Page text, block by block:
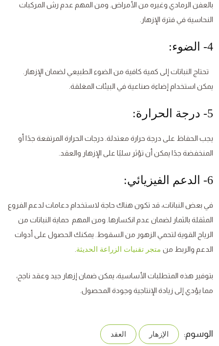
بالعفن الرمادي وغيره من الأمراض. ومن المهم عدم رش المركبات
النحاسية في فترة الإزهار.
4- الضوء:
تحتاج النباتات إلى كمية كافية من الضوء الطبيعي لضمان الإزهار.
يمكن استخدام إضاءة صناعية في البيئات المغلقة.
5- درجة الحرارة:
يجب الحفاظ على درجة حرارة معتدلة. درجات الحرارة المرتفعة جدًا أو
المنخفضة جدًا يمكن أن تؤثر سلبًا على الإزهار والعقد.
6- الدعم الفيزيائي:
في بعض النباتات، قد تكون هناك حاجة لاستخدام دعامات لدعم الفروع
المثقلة بالثمار لضمان عدم انكسارها. ومن المهم حماية النباتات من
الرياح القوية لتحمي الزهور من السقوط. يمكنك الحصول على أدوات
الدعم والربط من متجر تقنيات الزراعة الحديثة
بتوفير هذه المتطلبات الأساسية، يمكن ضمان إزهار جيد وعقد ناجح،
مما يؤدي إلى زيادة الإنتاجية وجودة المحصول.
الوسوم: الإزهار العقد